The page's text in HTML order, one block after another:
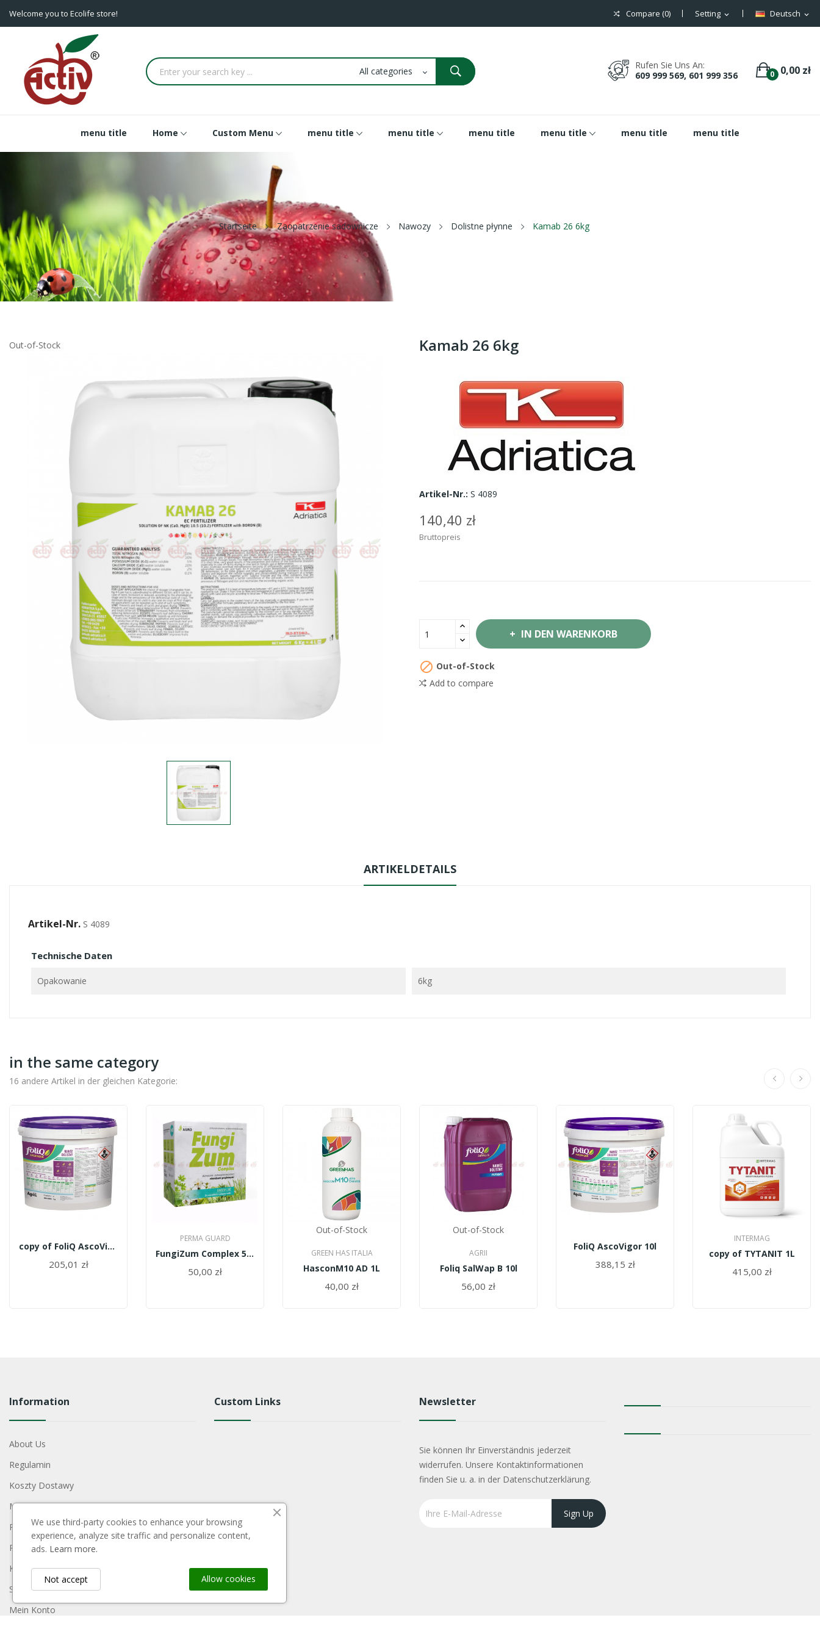
Deutsch expand_more
Setting expand_more
Compare (0)
Welcome you to Ecolife store!
0 0,00 zł
Rufen Sie Uns An:
609 999 569, 601 999 356
menu title Home Custom Menu menu title menu title menu title menu title menu title menu title
Startseite Zaopatrzenie sadownicze Nawozy Dolistne płynne Kamab 26 6kg
Out-of-Stock Kamab 26 6kg
Artikel-Nr.: S 4089
140,40 zł
Bruttopreis
IN DEN WARENKORB
 Out-of-Stock
Add to compare
ARTIKELDETAILS
Artikel-Nr. S 4089
Technische Daten
Opakowanie 6kg
in the same category
16 andere Artikel in der gleichen Kategorie:
copy of FoliQ AscoVigor 10l
205,01 zł
PERMA GUARD
FungiZum Complex 5,5l
50,00 zł
Out-of-Stock
GREEN HAS ITALIA
HasconM10 AD 1L
40,00 zł
Out-of-Stock
AGRII
Foliq SalWap B 10l
56,00 zł
FoliQ AscoVigor 10l
388,15 zł
INTERMAG
copy of TYTANIT 1L
415,00 zł
Information
About Us
Regulamin
Koszty Dostawy
Metody Płatności
Polityka Prywatności
Reklamacje I Zwroty
Kontakt
Sitemap
Mein Konto
Custom Links Newsletter
Sie können Ihr Einverständnis jederzeit
widerrufen. Unsere Kontaktinformationen
finden Sie u. a. in der Datenschutzerklärung.
We use third-party cookies to enhance your browsing
experience, analyze site traffic and personalize content,
ads. Learn more.
Allow cookies
Not accept